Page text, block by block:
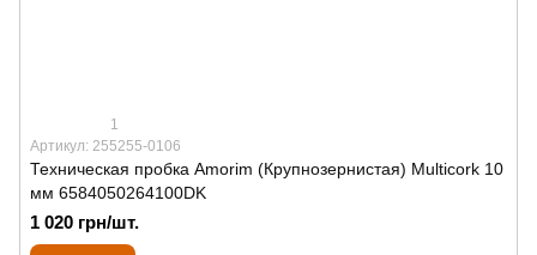
1
Артикул: 255255-0106
Техническая пробка Amorim (Крупнозернистая) Multicork 10
мм 6584050264100DK
1 020 грн/шт.